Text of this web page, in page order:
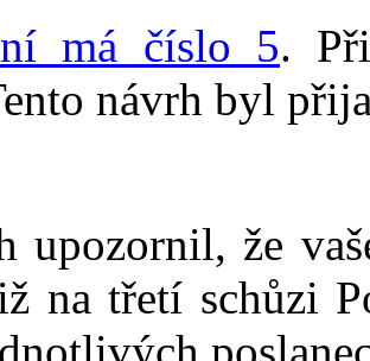
má číslo 5.
návrh byl
upozornil, že
na třetí schůzi